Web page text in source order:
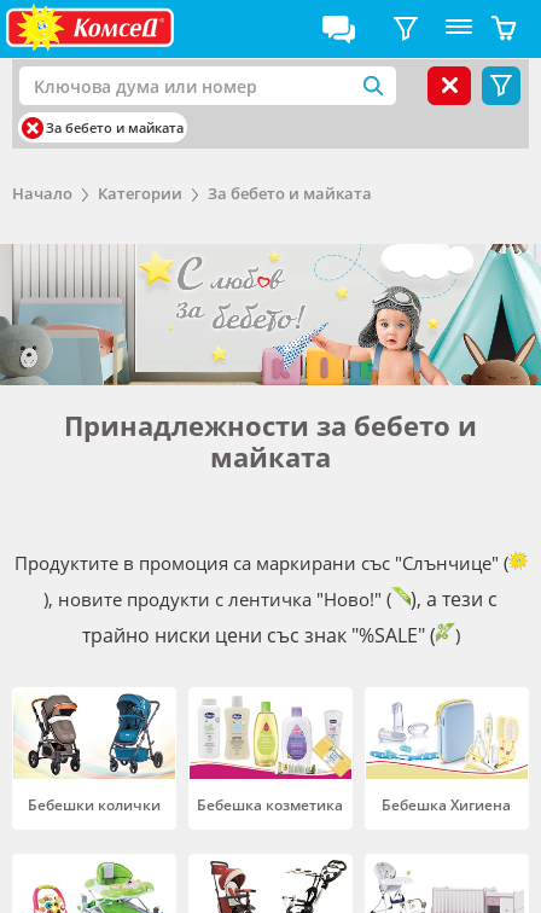
За бебето и майката
Начало Категории За бебето и майката
Принадлежности за бебето и
майката
Продуктите в промоция са маркирани със "Слънчице" (
), новите продукти с лентичка "Ново!" (
), а тези с
трайно ниски цени със знак "%SALE" (
)
Бебешки колички Бебешка козметика Бебешка Хигиена